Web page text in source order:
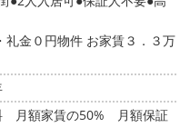
礼金０円物件 お家賃３．３万
月額家賃の50% 月額保証